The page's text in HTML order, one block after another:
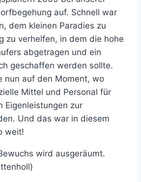
auf. Schnell war
dem kleinen Paradies zu
zu verhelfen, in dem die hohe
abgetragen und ein
geschaffen werden sollte.
nun auf den Moment, wo
Mittel und Personal für
Eigenleistungen zur
Und das war in diesem
weit!